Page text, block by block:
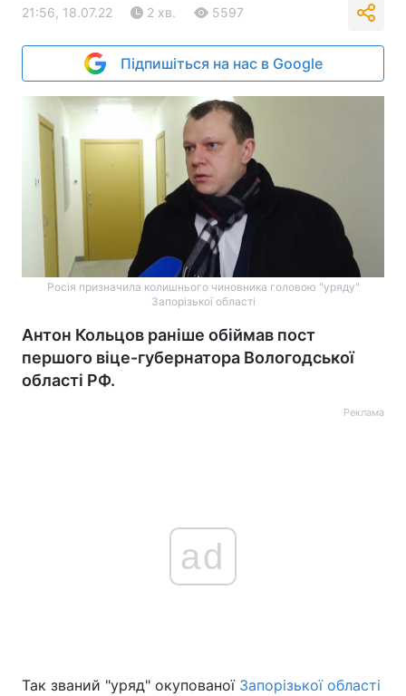
21:56, 18.07.22 2 хв. 5597
Підпишіться на нас в Google
Росія призначила колишнього чиновника головою "уряду"
Запорізької області
Антон Кольцов раніше обіймав пост
першого віце-губернатора Вологодської
області РФ.
Реклама
ad
Так званий "уряд" окупованоїЗапорізької області